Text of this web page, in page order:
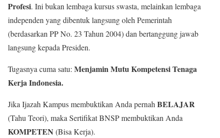
Profesi. Ini bukan lembaga kursus swasta, melainkan lembaga
independen yang dibentuk langsung oleh Pemerintah
(berdasarkan PP No. 23 Tahun 2004) dan bertanggung jawab
langsung kepada Presiden.
Tugasnya cuma satu: Menjamin Mutu Kompetensi Tenaga
Kerja Indonesia.
Jika Ijazah Kampus membuktikan Anda pernah BELAJAR
(Tahu Teori), maka Sertifikat BNSP membuktikan Anda
KOMPETEN (Bisa Kerja).